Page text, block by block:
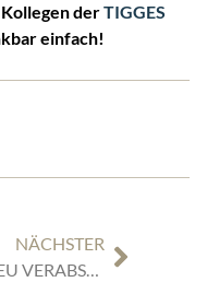
derTIGGES
einfach!
NÄCHSTER
DIE EU VERABSCHIEDET BAHNBRECHENDE KI-VERORDNUNG: WAS SIE WISSEN SOLLTEN